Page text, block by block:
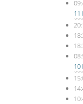
11
10